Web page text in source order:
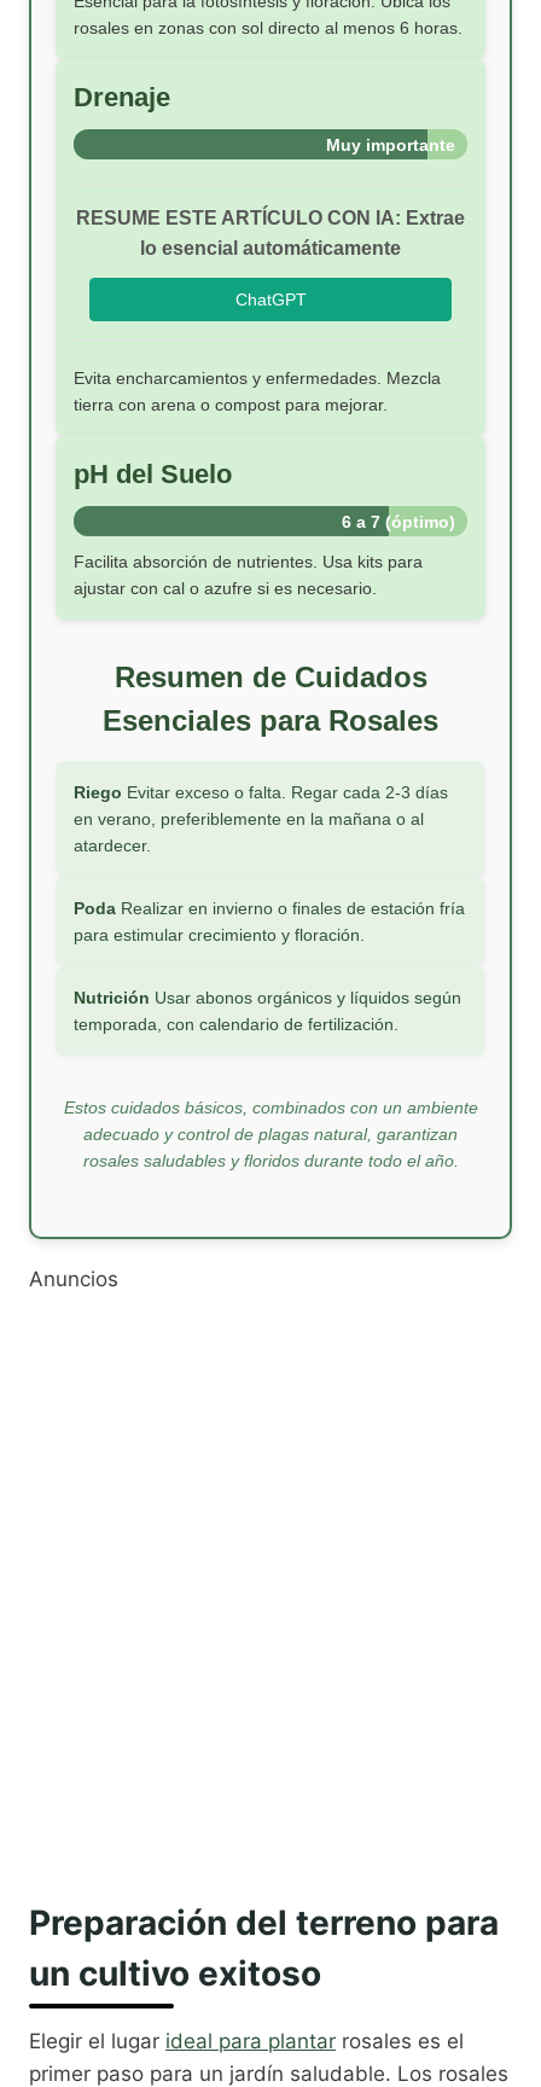
rosales en zonas con sol directo al menos 6 horas.
Drenaje
Muy importante
RESUME ESTE ARTÍCULO CON IA: Extrae
lo esencial automáticamente
ChatGPT
Evita encharcamientos y enfermedades. Mezcla
tierra con arena o compost para mejorar.
pH del Suelo
6 a 7 (óptimo)
Facilita absorción de nutrientes. Usa kits para
ajustar con cal o azufre si es necesario.
Resumen de Cuidados
Esenciales para Rosales
Riego Evitar exceso o falta. Regar cada 2-3 días
en verano, preferiblemente en la mañana o al
atardecer.
Poda Realizar en invierno o finales de estación fría
para estimular crecimiento y floración.
Nutrición Usar abonos orgánicos y líquidos según
temporada, con calendario de fertilización.
Estos cuidados básicos, combinados con un ambiente
adecuado y control de plagas natural, garantizan
rosales saludables y floridos durante todo el año.
Anuncios
Preparación del terreno para
un cultivo exitoso
Elegir el lugar ideal para plantar rosales es el
primer paso para un jardín saludable. Los rosales